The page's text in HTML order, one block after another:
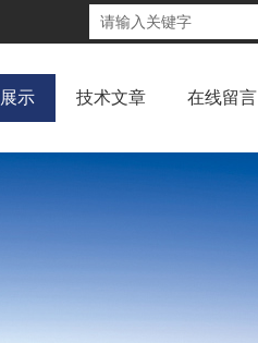
示 技术文章 在线留言